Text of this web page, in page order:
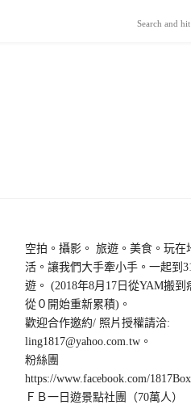
空拍。攝影。 旅遊。美食。玩在
活。讓我們大手牽小手。一起到
遊。 (2018年8月17日從YAM搬到
從０開始重新累積)。
歡迎合作邀約/ 照片授權請洽:
ling1817@yahoo.com.tw 。
粉絲團
https://www.facebook.com/
ＦＢ一日遊景點社團（70萬人）